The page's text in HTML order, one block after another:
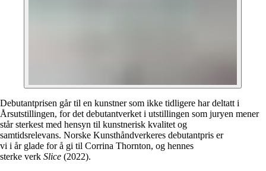
Debutantprisen går til en kunstner som ikke tidligere har deltatt i
Årsutstillingen, for det debutantverket i utstillingen som juryen mener
står sterkest med hensyn til kunstnerisk kvalitet og
samtidsrelevans. Norske Kunsthåndverkeres debutantpris er
vi i år glade for å gi til Corrina Thornton, og hennes
sterke verk Slice (2022).